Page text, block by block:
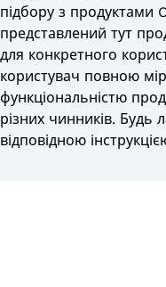
підбору з продуктами
представлений тут
для конкретного
користувач повною
функціональністю
різних чинників. Будь
відповідною